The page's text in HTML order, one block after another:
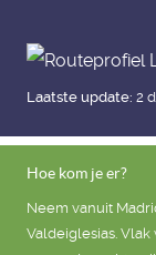
Laatste update: 2
Hoe kom je er?
Neem vanuit
Valdeiglesias. Vlak